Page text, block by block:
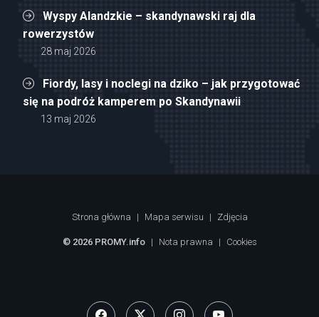
Wyspy Alandzkie – skandynawski raj dla
rowerzystów
28 maj 2026
Fiordy, lasy i noclegi na dziko – jak przygotować
się na podróż kamperem po Skandynawii
13 maj 2026
Strona główna | Mapa serwisu | Zdjęcia
© 2026 PROMY.info | Nota prawna | Cookies